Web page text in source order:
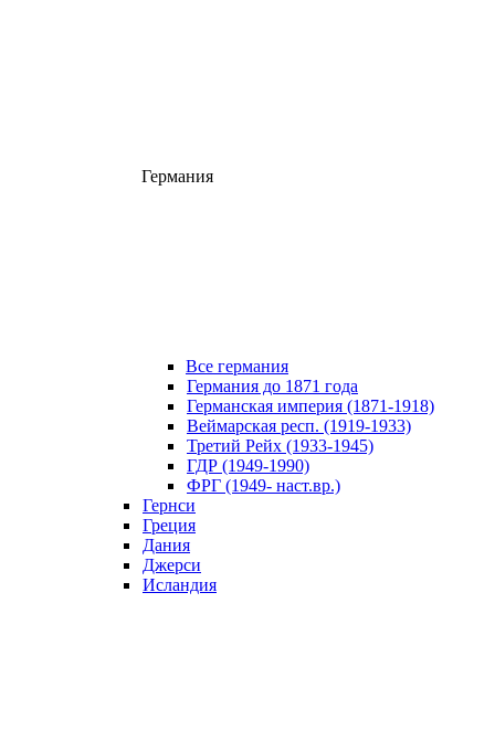
Германия
Все германия
Германия до 1871 года
Германская империя (1871-1918)
Веймарская респ. (1919-1933)
Третий Рейх (1933-1945)
ГДР (1949-1990)
ФРГ (1949- наст.вр.)
Гернси
Греция
Дания
Джерси
Исландия